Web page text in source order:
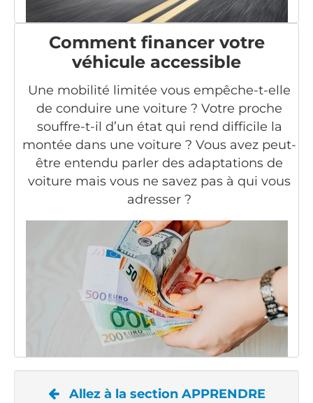
Comment financer votre
véhicule accessible
Une mobilité limitée vous empêche-t-elle
de conduire une voiture ? Votre proche
souffre-t-il d’un état qui rend difficile la
montée dans une voiture ? Vous avez peut-
être entendu parler des adaptations de
voiture mais vous ne savez pas à qui vous
adresser ?
Allez à la section APPRENDRE